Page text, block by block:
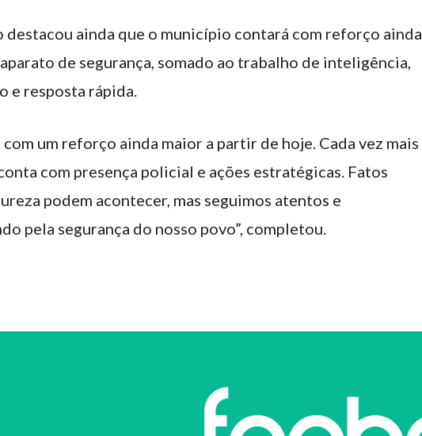
destacou ainda que o município contará com reforço ainda
de segurança, somado ao trabalho de inteligência,
e resposta rápida.
com um reforço ainda maior a partir de hoje. Cada vez mais
com presença policial e ações estratégicas. Fatos
podem acontecer, mas seguimos atentos e
pela segurança do nosso povo”, completou.